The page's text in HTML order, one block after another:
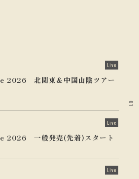
01
Live
北関東＆中国山陰ツアー
Live
一般発売(先着)スタート
Live